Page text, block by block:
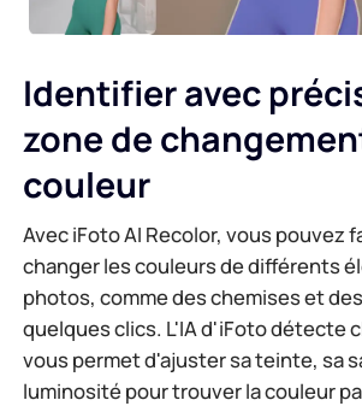
Identifier avec
zone de
couleur
Avec iFoto AI Recolor, vous pouvez
changer les couleurs de différents
photos, comme des chemises et
quelques clics. L'IA d'iFoto détecte
vous permet d'ajuster sa teinte, sa
luminosité pour trouver la couleur